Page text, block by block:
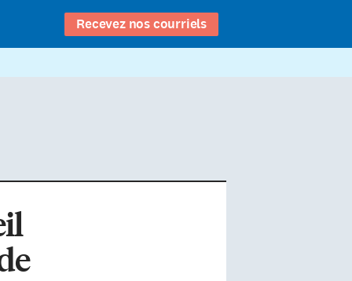
Recevez nos courriels